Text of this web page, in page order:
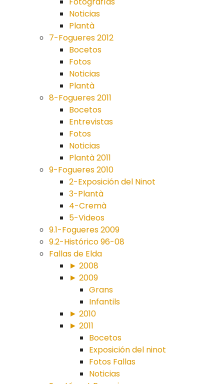
Noticias
Plantà
7-Fogueres 2012
Bocetos
Fotos
Noticias
Plantà
8-Fogueres 2011
Bocetos
Entrevistas
Fotos
Noticias
Plantà 2011
9-Fogueres 2010
2-Exposición del Ninot
3-Plantà
4-Cremà
5-Videos
9.1-Fogueres 2009
9.2-Histórico 96-08
Fallas de Elda
► 2008
► 2009
Grans
Infantils
► 2010
► 2011
Bocetos
Exposición del ninot
Fotos Fallas
Noticias